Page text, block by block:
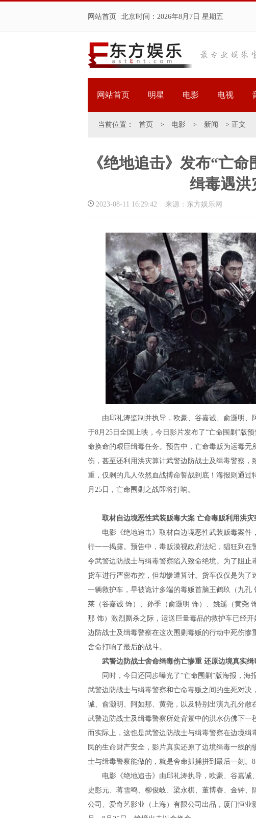
网站首页 北京时间： 2026年8月7日 星期五
网站首页 明星 电影 电视
当前位置： 首页 > 电影 > 新闻 > 正文
《绝地追击》发布“亡
缉毒遇洪
2023-08-11 16:29:42 来源：东方娱乐网
由邱礼涛监制并执导，欧豪、谷嘉诚、俞灏明、
于8月25日全国上映，今日影片发布了“亡命围剿”版
命换命的艰巨缉毒任务。预告中，亡命毒贩为运毒
伤，甚至还利用洪灾算计武警边防战士及缉毒警察
重，仅剩的几人依然血战搏命誓战到底！海报则通
月25日，亡命围剿之战即将打响。
取材自边境恶性武装贩毒大案 亡命毒贩利用洪
电影《绝地追击》取材自边境恶性武装贩毒案件
行一一揭露。预告中，毒贩漠视政府法纪，猖狂到在
令武警边防战士与缉毒警察陷入致命绝境。为了阻
货车进行严密布控，但却惨遭算计。货车仅仅是为
一辆救护车，早被诡计多端的毒贩首脑王鹤玖（九
莱（谷嘉诚 饰）、孙季（俞灏明 饰）、姚遥（黄尧
那 饰）激烈厮杀之际，运送巨量毒品的救护车已经
边防战士及缉毒警察在这次围剿毒贩的行动中死伤惨
舍命打响了最后的战斗。
武警边防战士舍命缉毒伤亡惨重 还原边境真实缉
同时，今日还同步曝光了“亡命围剿”版海报，海
武警边防战士与缉毒警察和亡命毒贩之间的生死对
诚、俞灏明、阿如那、黄尧，以及特别出演九孔分散
武警边防战士及缉毒警察所处背景中的洪水仿佛下一
而实际上，这也是武警边防战士与缉毒警察在边境
民的生命财产安全，影片真实还原了边境缉毒一线
士与缉毒警察能做的，就是舍命抓捕拼到最后一刻。
电影《绝地追击》由邱礼涛执导，欧豪、谷嘉诚
史彭元、蒋雪鸣、柳俊岐、梁永棋、董博睿、金钟
公司、爱奇艺影业（上海）有限公司出品，厦门恒